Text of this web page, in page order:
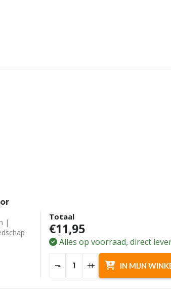
|
Totaal
€11,95
Alles op voorraad, direct
- + IN MIJN